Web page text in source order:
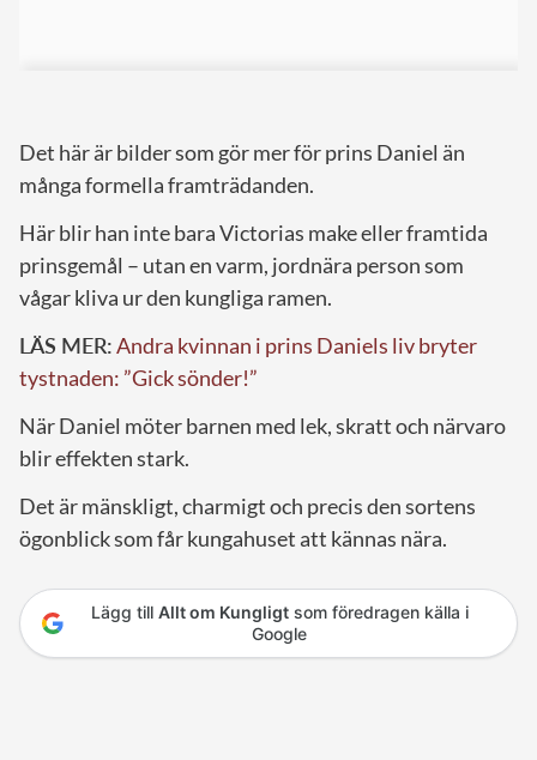
Det här är bilder som gör mer för prins Daniel än
många formella framträdanden.
Här blir han inte bara Victorias make eller framtida
prinsgemål – utan en varm, jordnära person som
vågar kliva ur den kungliga ramen.
LÄS MER:Andra kvinnan i prins Daniels liv bryter
tystnaden: ”Gick sönder!”
När Daniel möter barnen med lek, skratt och närvaro
blir effekten stark.
Det är mänskligt, charmigt och precis den sortens
ögonblick som får kungahuset att kännas nära.
Lägg till Allt om Kungligtsom föredragen källa i
Google